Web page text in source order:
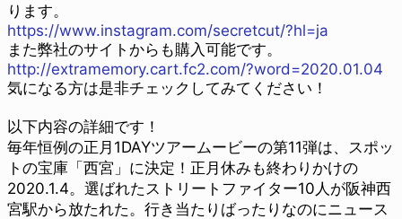
ります。
https://www.instagram.com/secretcut/?hl=ja
また弊社のサイトからも購入可能です。
http://extramemory.cart.fc2.com/?word=2020.01.04
気になる方は是非チェックしてみてください！
以下内容の詳細です！
毎年恒例の正月1DAYツアームービーの第11弾は、スポッ
トの宝庫「西宮」に決定！正月休みも終わりかけの
2020.1.4。選ばれたストリートファイター10人が阪神西
宮駅から放たれた。行き当たりばったりなのにニュース